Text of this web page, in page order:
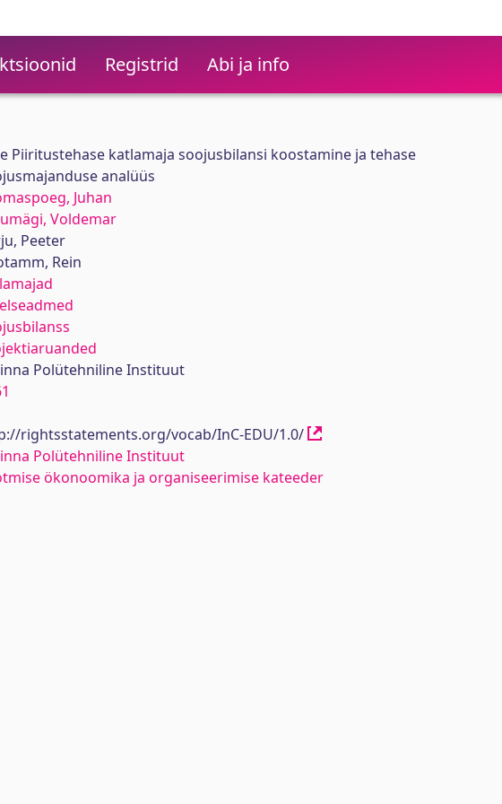
Registrid Abi ja info
Piiritustehase katlamaja soojusbilansi koostamine ja tehase
analüüs
Juhan
Voldemar
Peeter
Rein
Polütehniline Instituut
rightsstatements.org/vocab/InC-EDU/1.0/
Polütehniline Instituut
ökonoomika ja organiseerimise kateeder